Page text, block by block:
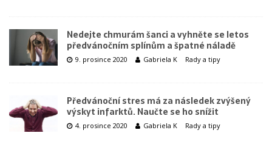
Nedejte chmurám šanci a vyhněte se letos
předvánočním splínům a špatné náladě
9. prosince 2020 Gabriela K Rady a tipy
Předvánoční stres má za následek zvýšený
výskyt infarktů. Naučte se ho snížit
4. prosince 2020 Gabriela K Rady a tipy